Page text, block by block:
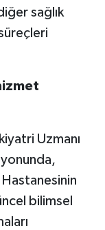
sağlık
Uzmanı
Hastanesinin
bilimsel